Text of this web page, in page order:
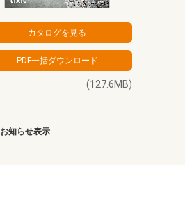
(127.6MB)
お知らせ表示